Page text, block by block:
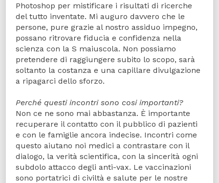
Photoshop per mistificare i risultati di ricerche
del tutto inventate. Mi auguro davvero che le
persone, pure grazie al nostro assiduo impegno,
possano ritrovare fiducia e confidenza nella
scienza con la S maiuscola. Non possiamo
pretendere di raggiungere subito lo scopo, sarà
soltanto la costanza e una capillare divulgazione
a ripagarci dello sforzo.
Perché questi incontri sono cosi importanti?
Non ce ne sono mai abbastanza. È importante
recuperare il contatto con il pubblico di pazienti
e con le famiglie ancora indecise. Incontri come
questo aiutano noi medici a contrastare con il
dialogo, la verità scientifica, con la sincerità ogni
subdolo attacco degli anti-vax. Le vaccinazioni
sono portatrici di civiltà e salute per le nostre